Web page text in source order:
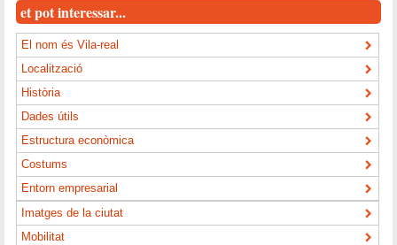
et pot interessar...
El nom és Vila-real
Localització
Història
Dades útils
Estructura econòmica
Costums
Entorn empresarial
Imatges de la ciutat
Mobilitat